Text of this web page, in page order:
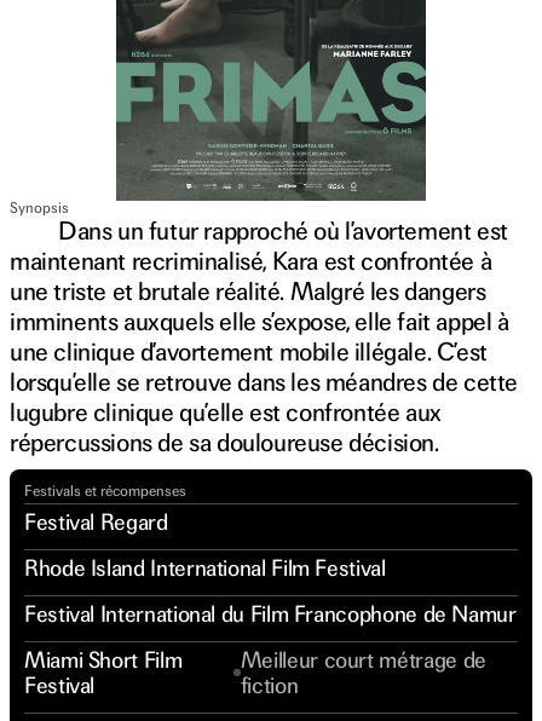
Synopsis
Dans un futur rapproché où l’avortement est
maintenant recriminalisé, Kara est confrontée à
une triste et brutale réalité. Malgré les dangers
imminents auxquels elle s’expose, elle fait appel à
une clinique d’avortement mobile illégale. C’est
lorsqu’elle se retrouve dans les méandres de cette
lugubre clinique qu’elle est confrontée aux
répercussions de sa douloureuse décision.
Festivals et récompenses
Festival Regard
Rhode Island International Film Festival
Festival International du Film Francophone de Namur
Miami Short Film
Festival
Meilleur court métrage de
fiction